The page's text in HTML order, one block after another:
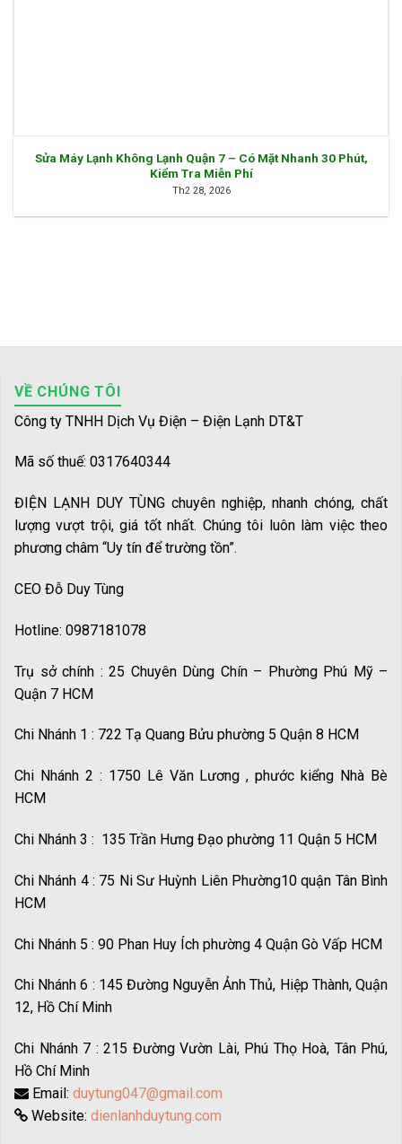
Sửa Máy Lạnh Không Lạnh Quận 7 – Có Mặt Nhanh 30 Phút,
Kiểm Tra Miễn Phí
Th2 28, 2026
VỀ CHÚNG TÔI
Công ty TNHH Dịch Vụ Điện – Điện Lạnh DT&T
Mã số thuế: 0317640344
ĐIỆN LẠNH DUY TÙNG chuyên nghiệp, nhanh chóng, chất
lượng vượt trội, giá tốt nhất. Chúng tôi luôn làm việc theo
phương châm “Uy tín để trường tồn”.
CEO Đỗ Duy Tùng
Hotline: 0987181078
Trụ sở chính : 25 Chuyên Dùng Chín – Phường Phú Mỹ –
Quận 7 HCM
Chi Nhánh 1 : 722 Tạ Quang Bửu phường 5 Quận 8 HCM
Chi Nhánh 2 : 1750 Lê Văn Lương , phước kiểng Nhà Bè
HCM
Chi Nhánh 3 : 135 Trần Hưng Đạo phường 11 Quận 5 HCM
Chi Nhánh 4 : 75 Ni Sư Huỳnh Liên Phường10 quận Tân Bình
HCM
Chi Nhánh 5 : 90 Phan Huy Ích phường 4 Quận Gò Vấp HCM
Chi Nhánh 6 : 145 Đường Nguyễn Ảnh Thủ, Hiệp Thành, Quận
12, Hồ Chí Minh
Chi Nhánh 7 : 215 Đường Vườn Lài, Phú Thọ Hoà, Tân Phú,
Hồ Chí Minh
Email: duytung047@gmail.com
Website: dienlanhduytung.com